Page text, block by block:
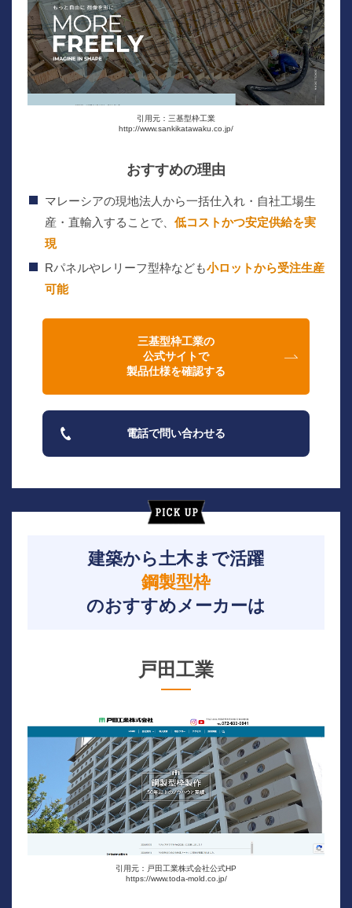
引用元：三基型枠工業
http://www.sankikatawaku.co.jp/
おすすめの理由
マレーシアの現地法人から一括仕入れ・自社工場生
産・直輸入することで、 低コストかつ安定供給を実
現
Rパネルやレリーフ型枠なども小ロットから受注生産
可能
三基型枠工業の
公式サイトで
製品仕様を確認する
電話で問い合わせる
建築から土木まで活躍
鋼製型枠
のおすすめメーカーは
戸田工業
引用元：戸田工業株式会社公式HP
https://www.toda-mold.co.jp/